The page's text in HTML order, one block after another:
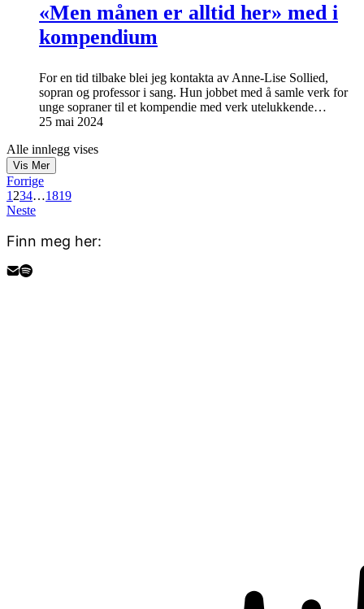
«Men månen er alltid her» med i
kompendium
For en tid tilbake blei jeg kontakta av Anne-Lise Sollied,
sopran og professor i sang. Hun jobbet med å samle verk for
unge sopraner til et kompendie med verk utelukkende…
25 mai 2024
Alle innlegg vises
Vis Mer
Forrige
1 234…1819
Neste
Finn meg her: